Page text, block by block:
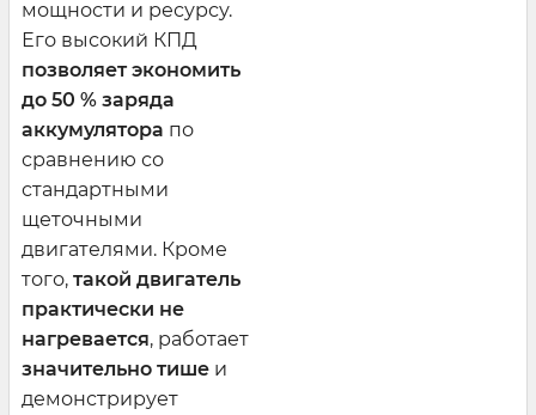
мощности и ресурсу.
Его высокий КПД
позволяет экономить
до 50 % заряда
аккумулятора по
сравнению со
стандартными
щеточными
двигателями. Кроме
того, такой двигатель
практически не
нагревается, работает
значительно тише и
демонстрирует